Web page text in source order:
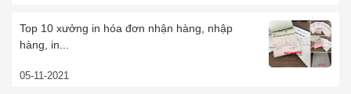
Top 10 xưởng in hóa đơn nhận hàng, nhập
hàng, in...
05-11-2021